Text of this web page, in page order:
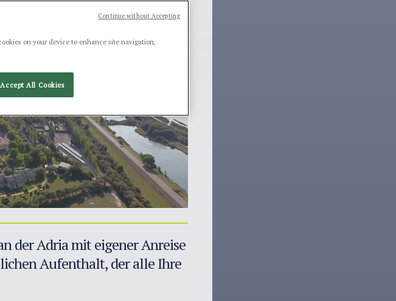
der Adria mit eigener Anreise
Aufenthalt, der alle Ihre
on your device to enhance site navigation,
Accept All Cookies
Continue without Accepting